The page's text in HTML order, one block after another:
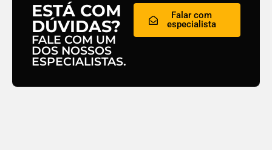
ESTÁ COM
DÚVIDAS?
FALE COM UM
DOS NOSSOS
ESPECIALISTAS.
Falar com
especialista